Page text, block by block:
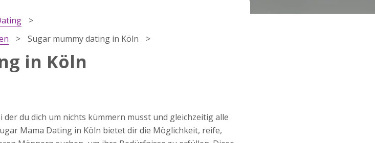
Sugar mummy dating in Köln
in Köln
du dich um nichts kümmern musst und gleichzeitig alle
Mama Dating in Köln bietet dir die Möglichkeit, reife,